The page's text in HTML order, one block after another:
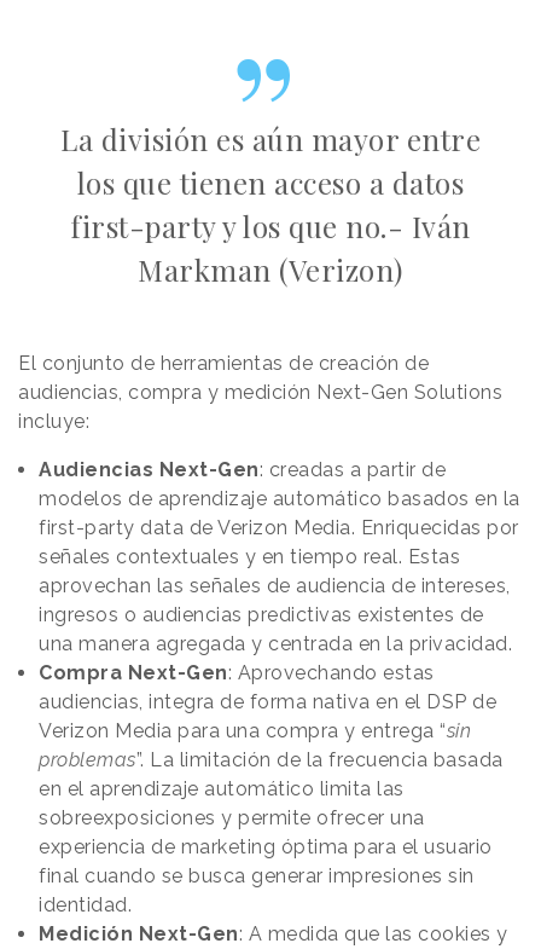
La división es aún mayor entre
los que tienen acceso a datos
first-party y los que no.- Iván
Markman (Verizon)
El conjunto de herramientas de creación de
audiencias, compra y medición Next-Gen Solutions
incluye:
Audiencias Next-Gen: creadas a partir de
modelos de aprendizaje automático basados en la
first-party data de Verizon Media. Enriquecidas por
señales contextuales y en tiempo real. Estas
aprovechan las señales de audiencia de intereses,
ingresos o audiencias predictivas existentes de
una manera agregada y centrada en la privacidad.
Compra Next-Gen: Aprovechando estas
audiencias, integra de forma nativa en el DSP de
Verizon Media para una compra y entrega “sin
problemas”. La limitación de la frecuencia basada
en el aprendizaje automático limita las
sobreexposiciones y permite ofrecer una
experiencia de marketing óptima para el usuario
final cuando se busca generar impresiones sin
identidad.
Medición Next-Gen: A medida que las cookies y